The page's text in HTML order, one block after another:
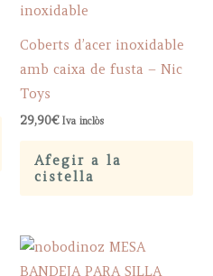
Coberts d’acer inoxidable
amb caixa de fusta – Nic
Toys
29,90€ Iva inclòs
Afegir a la
cistella